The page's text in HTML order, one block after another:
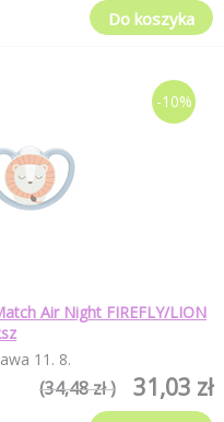
Do koszyka
-10%
Air Night FIREFLY/LION
11 . 8.
31,03 zł
(34,48 zł )